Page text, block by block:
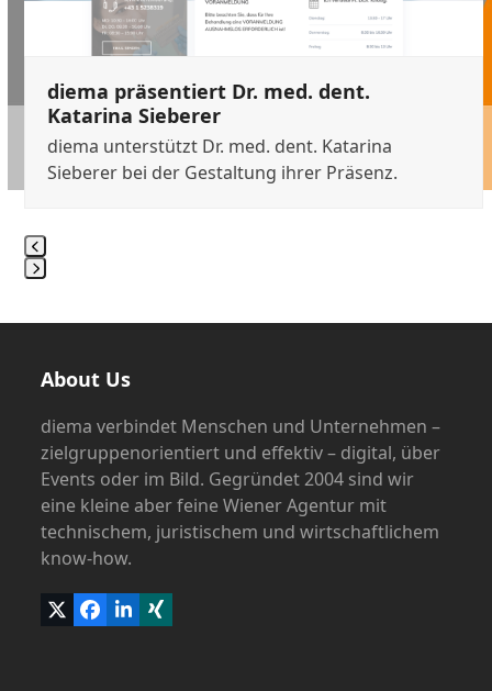
carousel
navigation
buttons
diema präsentiert Dr. med. dent.
Katarina Sieberer
diema unterstützt Dr. med. dent. Katarina
Sieberer bei der Gestaltung ihrer Präsenz.
escape
go
the
first
slide
About Us
diema verbindet Menschen und Unternehmen –
zielgruppenorientiert und effektiv – digital, über
Events oder im Bild. Gegründet 2004 sind wir
eine kleine aber feine Wiener Agentur mit
technischem, juristischem und wirtschaftlichem
know-how.
TwitterFacebook
LinkedIn
Xing